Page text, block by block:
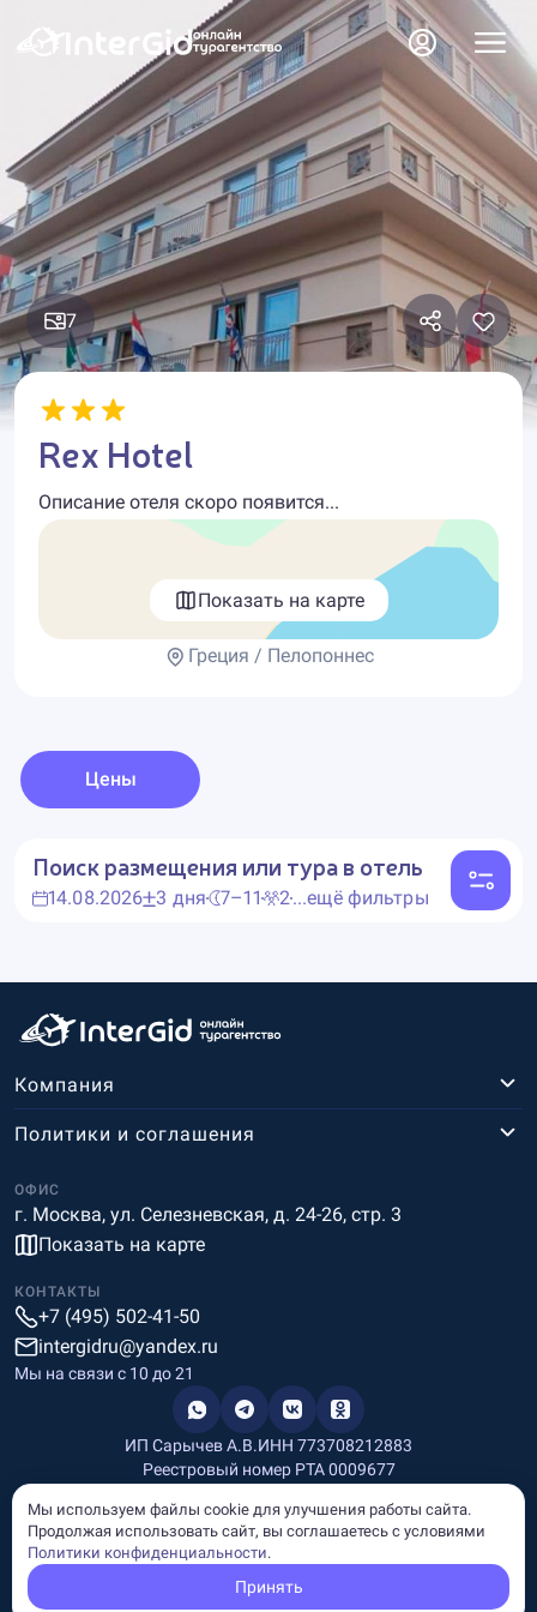
7
Rex Hotel
Описание отеля скоро появится...
Показать на карте
Греция / Пелопоннес
Цены
Поиск размещения или тура в отель
14.08.2026 3 дня 7–11 2...ещё фильтры
Компания
ОФИС
г. Москва, ул. Селезневская, д. 24-26, стр. 3
Показать на карте
Политики и соглашения
КОНТАКТЫ
+7 (495) 502-41-50
intergidru@yandex.ru
Мы на связи c 10 до 21
ИП Сарычев А.В.ИНН 773708212883
Реестровый номер РТА 0009677
Информация, размещённая на сайте, носит информационный
характер и не является рекламой и публичной офертой.
Мы используем файлы cookie для улучшения работы сайта.
Продолжая использовать сайт, вы соглашаетесь с условиями
Политики конфиденциальности.
Принять